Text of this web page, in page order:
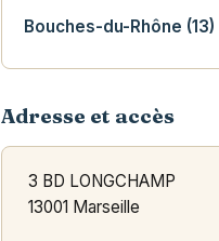
Bouches-du-Rhône (13)
Adresse et accès
3 BD LONGCHAMP
13001 Marseille